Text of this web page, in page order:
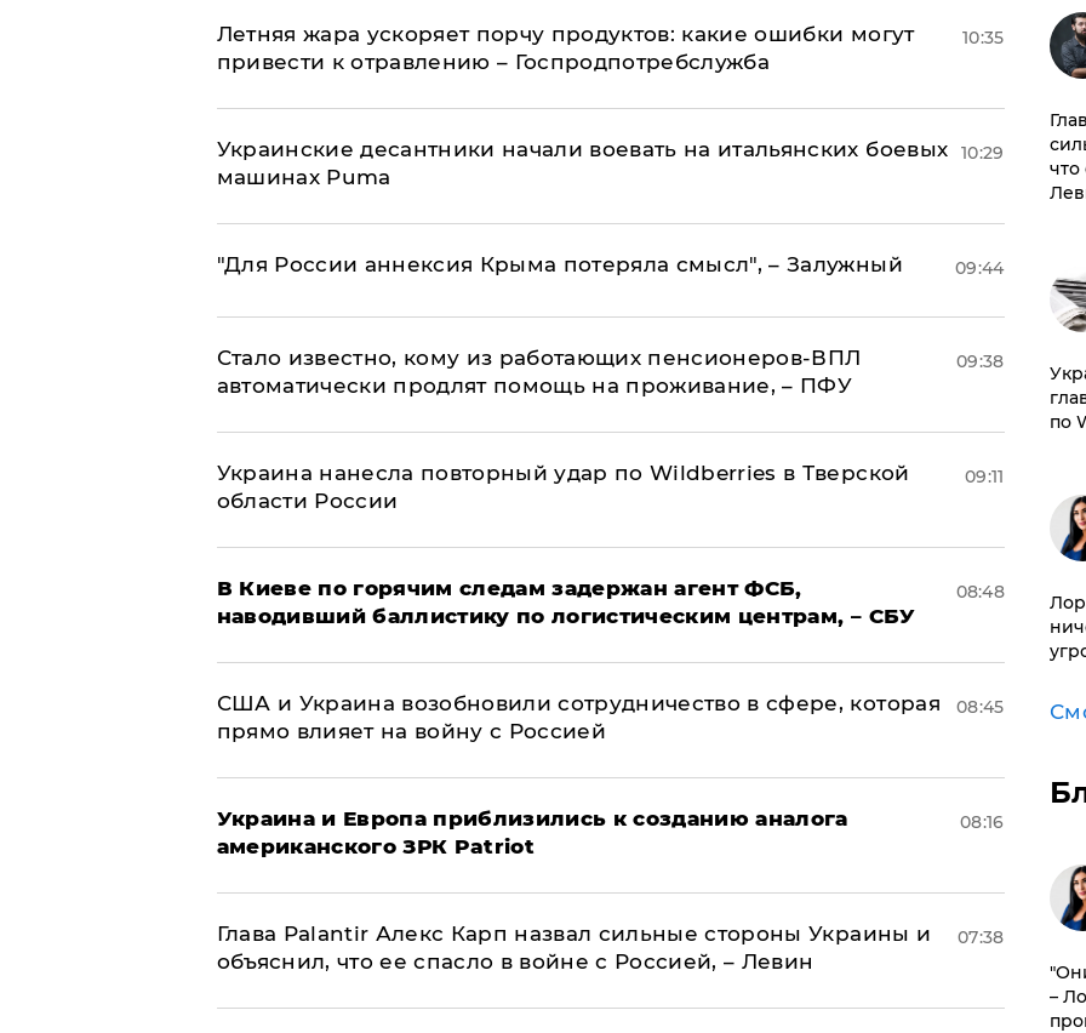
Летняя жара ускоряет порчу продуктов: какие ошибки могут
привести к отравлению – Госпродпотребслужба
10:35
Украинские десантники начали воевать на итальянских боевых
машинах Puma
10:29
"Для России аннексия Крыма потеряла смысл", – Залужный 09:44
Стало известно, кому из работающих пенсионеров-ВПЛ
автоматически продлят помощь на проживание, – ПФУ
09:38
Украина нанесла повторный удар по Wildberries в Тверской
области России
09:11
В Киеве по горячим следам задержан агент ФСБ,
наводивший баллистику по логистическим центрам, – СБУ
08:48
США и Украина возобновили сотрудничество в сфере, которая
прямо влияет на войну с Россией
08:45
Украина и Европа приблизились к созданию аналога
американского ЗРК Patriot
08:16
Глава Palantir Алекс Карп назвал сильные стороны Украины и
объяснил, что ее спасло в войне с Россией, – Левин
07:38
что
по
–